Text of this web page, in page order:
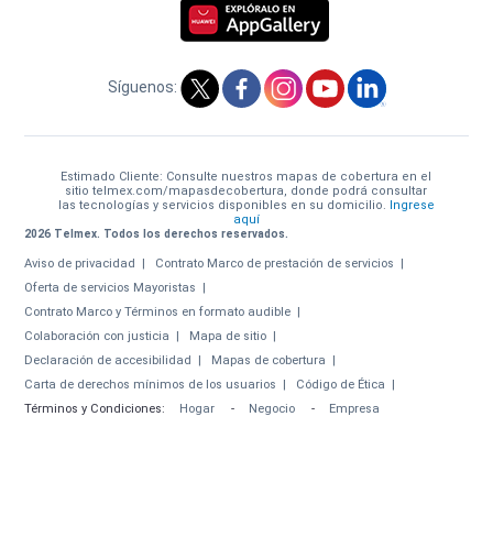
Síguenos:
Estimado Cliente: Consulte nuestros mapas de cobertura en el
sitio telmex.com/mapasdecobertura, donde podrá consultar
las tecnologías y servicios disponibles en su domicilio. Ingrese
aquí
2026 Telmex. Todos los derechos reservados.
Aviso de privacidad
Contrato Marco de prestación de servicios
Oferta de servicios Mayoristas
Contrato Marco y Términos en formato audible
Colaboración con justicia
Mapa de sitio
Declaración de accesibilidad
Mapas de cobertura
Carta de derechos mínimos de los usuarios
Código de Ética
Términos y Condiciones:
Hogar - Negocio - Empresa